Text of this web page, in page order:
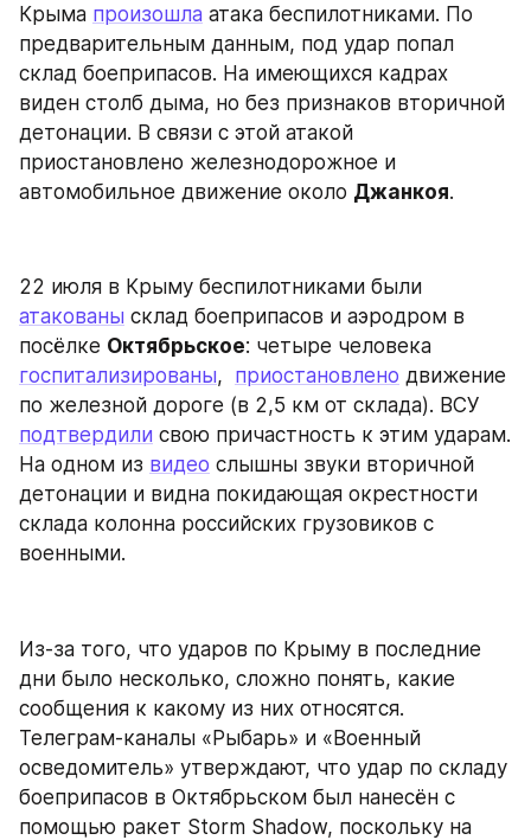
Крыма произошла атака беспилотниками. По
предварительным данным, под удар попал
склад боеприпасов. На имеющихся кадрах
виден столб дыма, но без признаков вторичной
детонации. В связи с этой атакой
приостановлено железнодорожное и
автомобильное движение около Джанкоя.
атакованы склад боеприпасов и аэродром в
посёлке Октябрьское
госпитализированы, приостановлено движение
подтвердили свою причастность к этим ударам.
На одном из видео слышны звуки вторичной
детонации и видна покидающая окрестности
склада колонна российских грузовиков с
военными.
Из-за того, что ударов по Крыму в последние
дни было несколько, сложно понять, какие
сообщения к какому из них относятся.
Телеграм-каналы «Рыбарь» и «Военный
осведомитель» утверждают, что удар по складу
боеприпасов в Октябрьском был нанесён с
помощью ракет Storm Shadow, поскольку на